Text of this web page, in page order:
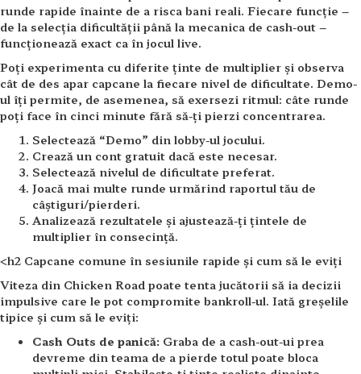
runde rapide înainte de a risca bani reali. Fiecare funcție –
de la selecția dificultății până la mecanica de cash-out –
funcționează exact ca în jocul live.
Poți experimenta cu diferite ținte de multiplier și observa
cât de des apar capcane la fiecare nivel de dificultate. Demo-
ul îți permite, de asemenea, să exersezi ritmul: câte runde
poți face în cinci minute fără să-ți pierzi concentrarea.
Selectează “Demo” din lobby-ul jocului.
Crează un cont gratuit dacă este necesar.
Selectează nivelul de dificultate preferat.
Joacă mai multe runde urmărind raportul tău de
câștiguri/pierderi.
Analizează rezultatele și ajustează-ți țintele de
multiplier în consecință.
<h2 Capcane comune în sesiunile rapide și cum să le eviți
Viteza din Chicken Road poate tenta jucătorii să ia decizii
impulsive care le pot compromite bankroll-ul. Iată greșelile
tipice și cum să le eviți:
Cash Outs de panică: Graba de a cash-out-ui prea
devreme din teama de a pierde totul poate bloca